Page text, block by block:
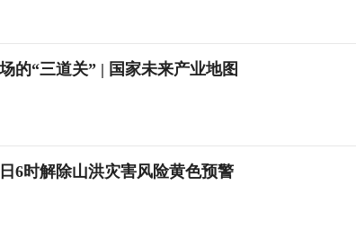
的“三道关” | 国家未来产业地图
6时解除山洪灾害风险黄色预警